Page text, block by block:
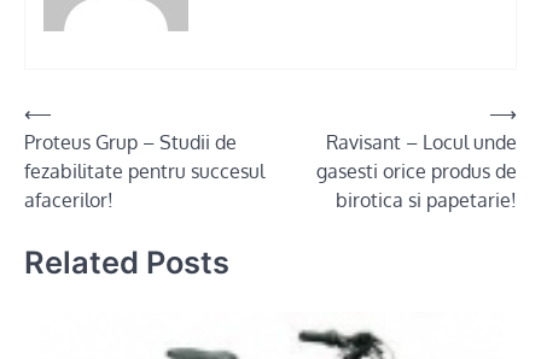
Post
navigation
⟵
Proteus Grup – Studii de
fezabilitate pentru succesul
afacerilor!
Ravisant – Locul unde
gasesti orice produs de
birotica si papetarie!
⟶
Related Posts